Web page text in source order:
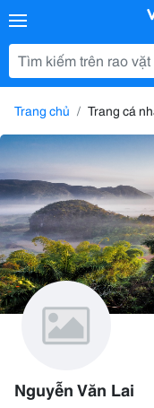
Trang chủ Trang cá
Nguyễn Văn Lai